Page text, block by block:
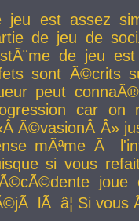
jeu est assez
de jeu de
de jeu
sont Ã©crits
peut
car
Ã©vasionÂ Â»
mÃªme Ã
si vous
lÃ â¦ Si vous